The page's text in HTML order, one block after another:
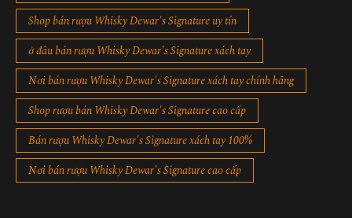
Shop bán rượu Whisky Dewar's Signature uy tín
ở đâu bán rượu Whisky Dewar's Signature xách tay
Nơi bán rượu Whisky Dewar's Signature xách tay chính hãng
Shop rượu bán Whisky Dewar's Signature cao cấp
Bán rượu Whisky Dewar's Signature xách tay 100%
Nơi bán rượu Whisky Dewar's Signature cao cấp